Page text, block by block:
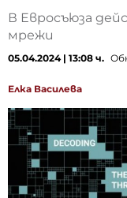
В Евросъюза
мрежи
05.04.2024 | 13:08 ч.
Елка Василева